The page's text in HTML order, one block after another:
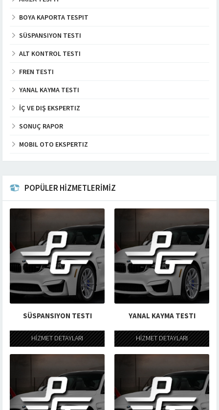
BOYA KAPORTA TESPIT
SÜSPANSIYON TESTI
ALT KONTROL TESTI
FREN TESTI
YANAL KAYMA TESTI
İÇ VE DIŞ EKSPERTIZ
SONUÇ RAPOR
MOBIL OTO EKSPERTIZ
POPÜLER HİZMETLERİMİZ
SÜSPANSIYON TESTI
HİZMET DETAYLARI
YANAL KAYMA TESTI
HİZMET DETAYLARI